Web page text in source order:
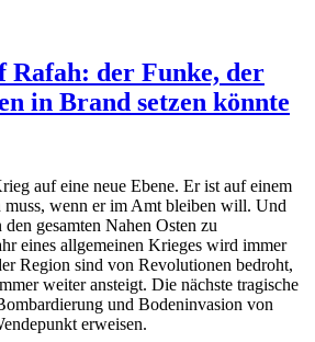
der Funke, der
in Brand setzen könnte
auf eine neue Ebene. Er ist auf einem
muss, wenn er im Amt bleiben will. Und
gesamten Nahen Osten zu
eines allgemeinen Krieges wird immer
Region sind von Revolutionen bedroht,
weiter ansteigt. Die nächste tragische
und Bodeninvasion von
erweisen.